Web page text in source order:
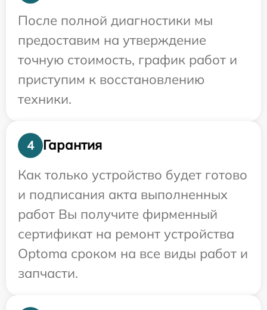
После полной диагностики мы
предоставим на утверждение
точную стоимость, график работ и
приступим к восстановлению
техники.
4
Гарантия
Как только устройство будет готово
и подписания акта выполненных
работ Вы получите фирменный
сертификат на ремонт устройства
Optoma сроком на все виды работ и
запчасти.